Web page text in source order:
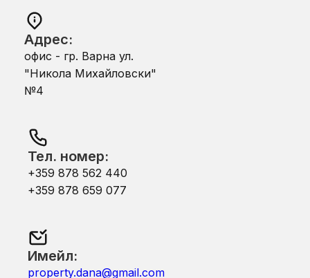
Адрес:
офис - гр. Варна ул.
"Никола Михайловски"
№4
Тел. номер:
+359 878 562 440
+359 878 659 077
Имейл:
property.dana@gmail.com